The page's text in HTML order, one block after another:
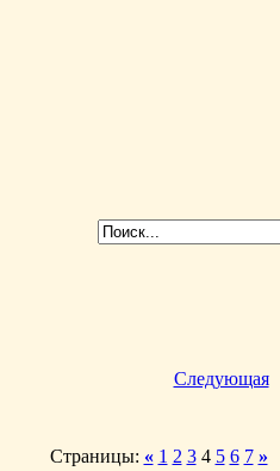
Следующая
Страницы: « 1 2 34 5 6 7 »